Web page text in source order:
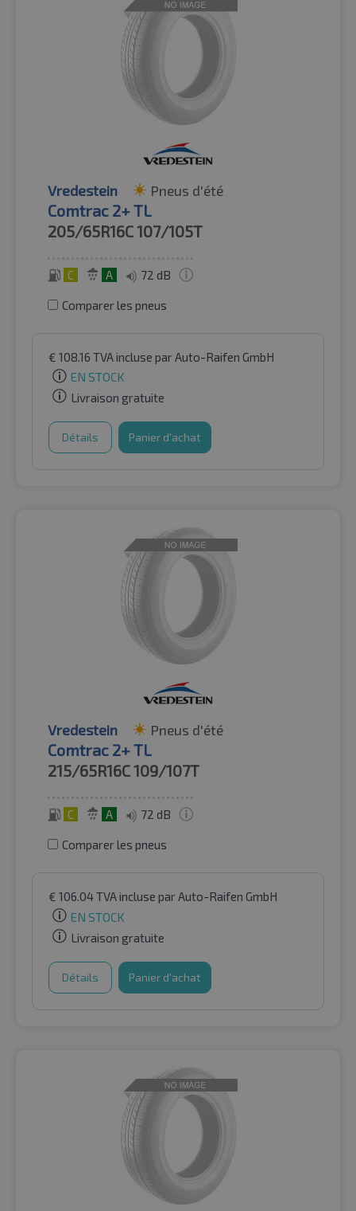
Vredestein Pneus d'été
Comtrac 2+ TL
205/65R16C107/105T
C A 72 dB
Comparer les pneus
€ 108.16 TVA incluse par Auto-Raifen GmbH
EN STOCK
Livraison gratuite
Détails Panier d'achat
Vredestein Pneus d'été
Comtrac 2+ TL
215/65R16C109/107T
C A 72 dB
Comparer les pneus
€ 106.04TVA incluse par Auto-Raifen GmbH
EN STOCK
Livraison gratuite
Détails Panier d'achat